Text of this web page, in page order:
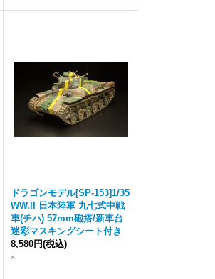
ドラゴンモデル[SP-153]1/35
WW.II 日本陸軍 九七式中戦
車(チハ) 57mm砲搭/新車台
迷彩マスキングシート付き
8,580円(税込)
×